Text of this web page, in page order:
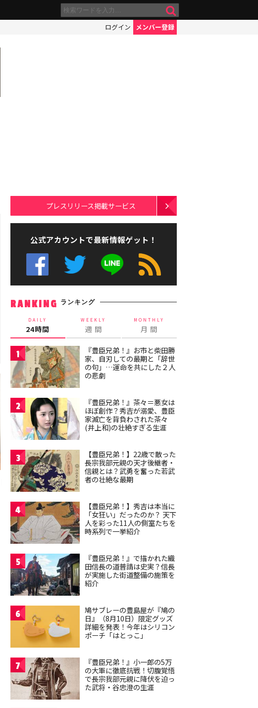
ログイン メンバー登録
プレスリリース掲載サービス
公式アカウントで最新情報ゲット！
RANKING ランキング
DAILY
24時間
WEEKLY
週 間
MONTHLY
月 間
1
『豊臣兄弟！』お市と柴田勝
家、自刃しての最期と「辞世
の句」…運命を共にした２人
の悲劇
2
『豊臣兄弟！』茶々＝悪女は
ほぼ創作？秀吉が溺愛、豊臣
家滅亡を背負わされた茶々
(井上和)の壮絶すぎる生涯
3
【豊臣兄弟！】22歳で散った
長宗我部元親の天才後継者・
信親とは？武勇を奮った若武
者の壮絶な最期
4
【豊臣兄弟！】秀吉は本当に
「女狂い」だったのか？ 天下
人を彩った11人の側室たちを
時系列で一挙紹介
5
『豊臣兄弟！』で描かれた織
田信長の道普請は史実？信長
が実施した街道整備の施策を
紹介
6
鳩サブレーの豊島屋が『鳩の
日』（8月10日）限定グッズ
詳細を発表！今年はシリコン
ポーチ「はとっこ」
7
『豊臣兄弟！』小一郎の5万
の大軍に徹底抗戦！切腹覚悟
で長宗我部元親に降伏を迫っ
た武将・谷忠澄の生涯